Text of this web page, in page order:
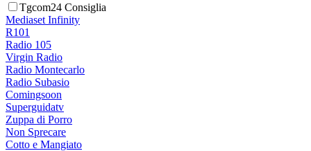
Tgcom24 Consiglia
Mediaset Infinity
R101
Radio 105
Virgin Radio
Radio Montecarlo
Radio Subasio
Comingsoon
Superguidatv
Zuppa di Porro
Non Sprecare
Cotto e Mangiato